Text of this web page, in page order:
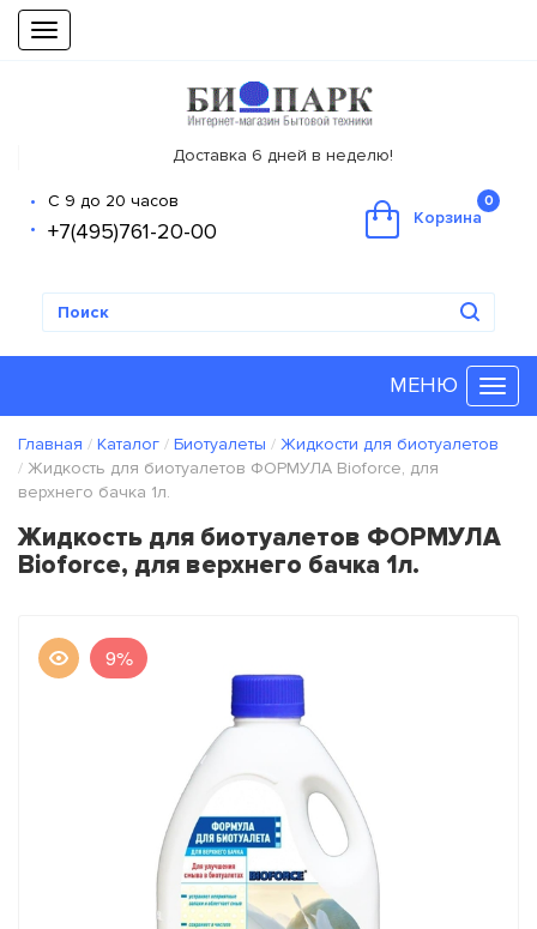
Toggle
navigation
Доставка 6 дней в неделю!
Корзина
0
С 9 до 20 часов
+7(495)761-20-00
МЕНЮ
Главная Каталог Биотуалеты
Жидкости для биотуалетов
Жидкость для биотуалетов ФОРМУЛА Bioforce, для
верхнего бачка 1л.
Жидкость для биотуалетов ФОРМУЛА
Bioforce, для верхнего бачка 1л.
9%